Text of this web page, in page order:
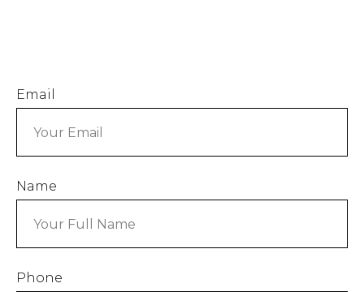
Email
Name
Phone